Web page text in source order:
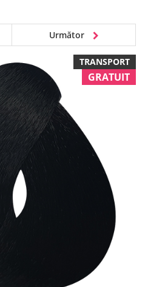
Următor
TRANSPORT
GRATUIT